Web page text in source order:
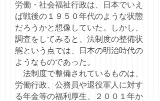
労働・社会福祉行政は、日本でいえ
ば戦後の１９５０年代のような状態
だろうかと想像していた。しかし、
調査をしてみると、法制度の整備状
態という点では、日本の明治時代の
ようなものであった。
法制度で整備されているものは、
労働行政、公務員や退役軍人に対す
る年金等の福利厚生、２００１年か